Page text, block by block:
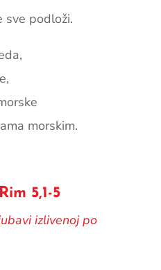
sve podloži.
morskim.
5,1-5
izlivenoj po